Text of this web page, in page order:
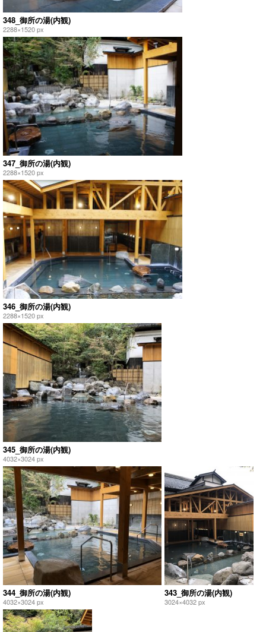
348_御所の湯(内観)
2288×1520 px
347_御所の湯(内観)
2288×1520 px
346_御所の湯(内観)
2288×1520 px
345_御所の湯(内観)
4032×3024 px
344_御所の湯(内観)
4032×3024 px
343_御所の湯(内観)
3024×4032 px